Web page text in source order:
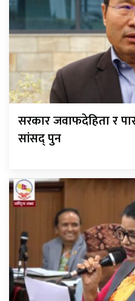
सरकार जवाफदेहिता र
सांसद् पुन